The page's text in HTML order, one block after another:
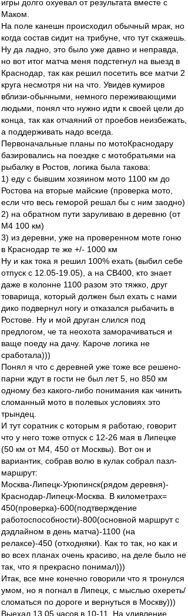
игры долго охуевал от результата вместе с
Маком.
На поле канешн происходил обычный мрак, но
когда состав сидит на трибуне, что тут скажешь.
Ну да ладно, это было уже давно и неправда,
но вот итог матча меня подстегнул на выезд в
Краснодар, так как решил посетить все матчи 2
круга несмотря ни на что. Увидев кумиров
вблизи-обычными, немного переживающими
людьми, понял что нужно идти к своей цели до
конца, так как отчаяний от проебов неизбежать,
а поддерживать надо всегда.
Первоначальные планы по мотоКраснодару
базировались на поездке с мотобратьями на
рыбалку в Ростов, логика была такова:
1) еду с бывшим хозяином мото 1100 км до
Ростова на вторые майские (проверка мото,
если что весь геморой решал бы с ним заодно)
2) на обратном пути заруливаю в деревню (от
М4 100 км)
3) из деревни, уже на проверенном моте гоню
в Краснодар те же +/- 1000 км
Ну и как тока я решил 100% ехать (выбил себе
отпуск с 12.05-19.05), а на СВ400, кто знает
даже в колонне 1100 разом это тяжко, друг
товарища, который должен был ехать с нами
дико подвернул ногу и отказался рыбачить в
Ростове. Ну и мой друган слился под
предлогом, че та неохота заморачиваться и
ваще поеду на дачу. Кароче логика не
сработала)))
Понял я что с деревней уже тоже все решено-
парни ждут в гости не был лет 5, но 850 км
одному без какого-либо понимания как чинить
сломанный мото в полевых условиях это
трындец.
И тут соратник с которым я работаю, говорит
что у него тоже отпуск с 12-26 мая в Липецке
(50 км от М4, 450 от Москвы). Вот он и
вариантик, собрав волю в кулак собрал пазл-
маршрут:
Москва-Липецк-Урюпинск(рядом деревня)-
Краснодар-Липецк-Москва. В километрах=
450(проверка)-600(подтверждение
работоспособности)-800(основной маршрут с
дэдлайном в день матча)-1100 (на
релаксе)-450 (отходняки). Как то так, но как и
во всех планах очень красиво, на деле было не
так, что я прекрасно понимал)))
Итак, все мне конечно говорили что я тронулся
умом, но я погнал в Липецк, с мыслью охереть/
сломаться по дороге и вернуться в Москву)))
Выехал 13.05 часов в 10-11. На удивление